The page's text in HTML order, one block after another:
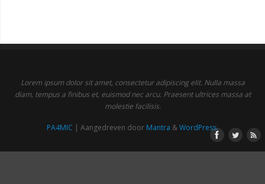
Lorem ipsum dolor sit amet, consectetur adipiscing elit. Nulla massa
diam, tempus a finibus et, euismod nec arcu. Praesent ultrices massa at
molestie facilisis.
PA4MIC | Aangedreven door Mantra &WordPress.